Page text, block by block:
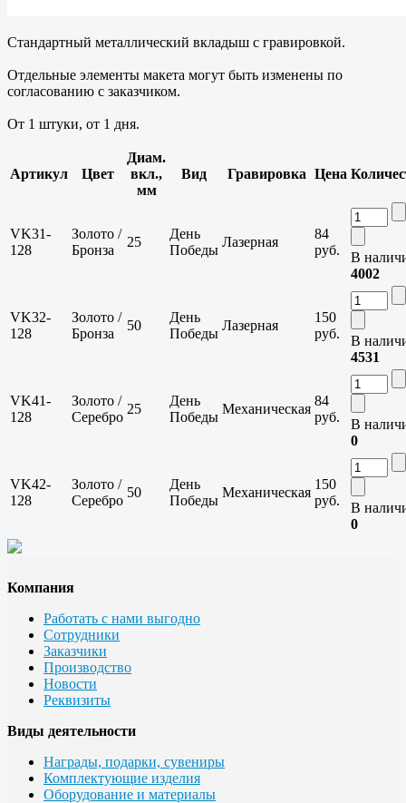
Стандартный металлический вкладыш с гравировкой.
Отдельные элементы макета могут быть изменены по
согласованию с заказчиком.
От 1 штуки, от 1 дня.
Артикул Цвет
Диам.
вкл.,
мм
Вид Гравировка Цена
VK31-
128
Золото /
Бронза
25
День
Победы
Лазерная
84
руб.
В
4002
VK32-
128
Золото /
Бронза
50
День
Победы
Лазерная
150
руб.
В
4531
VK41-
128
Золото /
Серебро
25
День
Победы
Механическая
84
руб.
В
0
VK42-
128
Золото /
Серебро
50
День
Победы
Механическая
150
руб.
В
0
Компания
Работать с нами выгодно
Сотрудники
Заказчики
Производство
Новости
Реквизиты
Виды деятельности
Награды, подарки, сувениры
Комплектующие изделия
Оборудование и материалы